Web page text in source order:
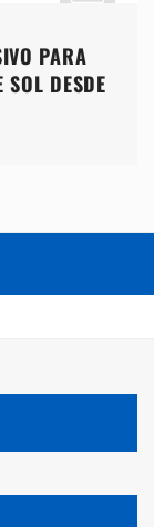
PARA
SOL DESDE